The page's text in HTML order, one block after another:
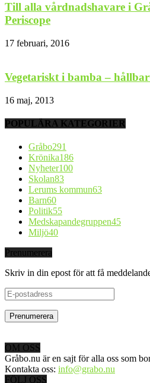
Till alla vårdnadshavare i
Periscope
17 februari, 2016
Vegetariskt i bamba –
16 maj, 2013
POPULÄRA KATEGORIER
Gråbo291
Krönika186
Nyheter100
Skolan83
Lerums kommun63
Barn60
Politik55
Medskapandegruppen45
Miljö40
Prenumerera
Skriv in din epost för att få
E-
postadress
OM OSS
Gråbo.nu är en sajt för alla oss som
Kontakta oss: info@grabo.nu
FÖLJ OSS